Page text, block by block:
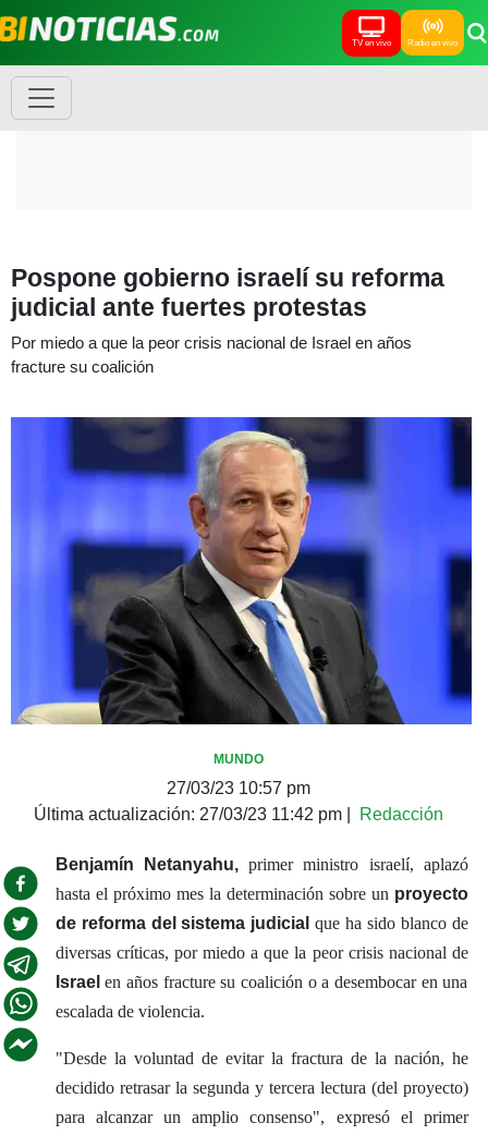
TV en vivo Radio en vivo
Pospone gobierno israelí su reforma
judicial ante fuertes protestas
Por miedo a que la peor crisis nacional de Israel en años
fracture su coalición
MUNDO
27/03/23 10:57 pm
Última actualización: 27/03/23 11:42 pm Redacción
Benjamín Netanyahu,primer ministro israelí, aplazó
hasta el próximo mes la determinación sobre un proyecto
de reforma del sistema judicial que ha sido blanco de
diversas críticas, por miedo a que la peor crisis nacional de
Israel en años fracture su coalición o a desembocar en una
escalada de violencia.
"Desde la voluntad de evitar la fractura de la nación, he
decidido retrasar la segunda y tercera lectura (del proyecto)
para alcanzar un amplio consenso", expresó el primer